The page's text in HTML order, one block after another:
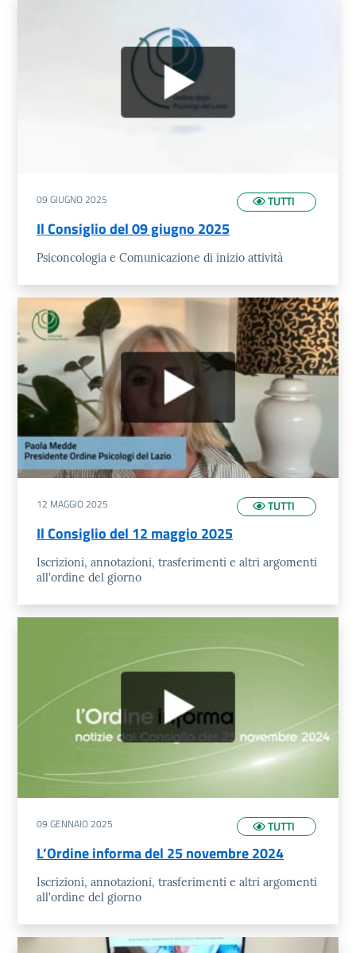
TUTTI
09 GIUGNO 2025
Il Consiglio del 09 giugno 2025
Psiconcologia e Comunicazione di inizio attività
TUTTI
12 MAGGIO 2025
Il Consiglio del 12 maggio 2025
Iscrizioni, annotazioni, trasferimenti e altri argomenti
all'ordine del giorno
TUTTI
09 GENNAIO 2025
L’Ordine informa del 25 novembre 2024
Iscrizioni, annotazioni, trasferimenti e altri argomenti
all'ordine del giorno